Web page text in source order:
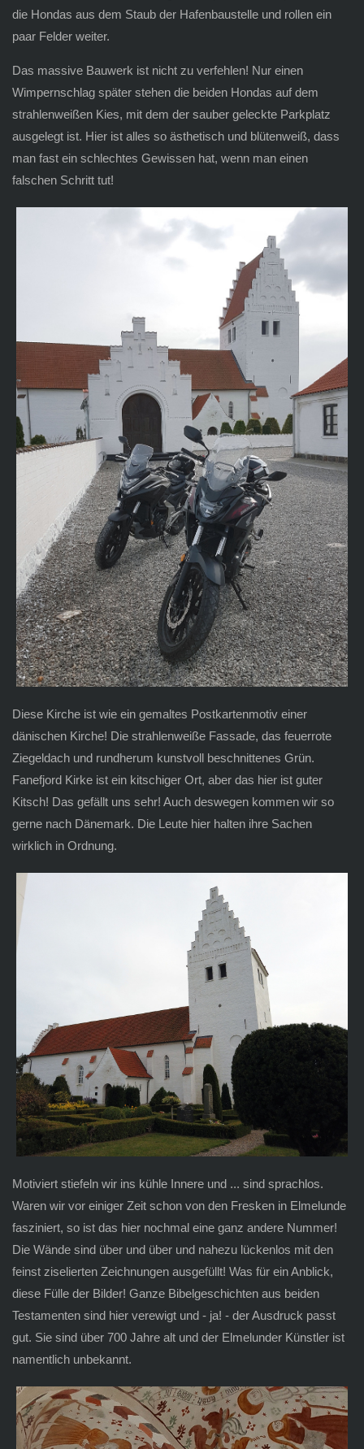
die Hondas aus dem Staub der Hafenbaustelle und rollen ein
paar Felder weiter.
Das massive Bauwerk ist nicht zu verfehlen! Nur einen
Wimpernschlag später stehen die beiden Hondas auf dem
strahlenweißen Kies, mit dem der sauber geleckte Parkplatz
ausgelegt ist. Hier ist alles so ästhetisch und blütenweiß, dass
man fast ein schlechtes Gewissen hat, wenn man einen
falschen Schritt tut!
Diese Kirche ist wie ein gemaltes Postkartenmotiv einer
dänischen Kirche! Die strahlenweiße Fassade, das feuerrote
Ziegeldach und rundherum kunstvoll beschnittenes Grün.
Fanefjord Kirke ist ein kitschiger Ort, aber das hier ist guter
Kitsch! Das gefällt uns sehr! Auch deswegen kommen wir so
gerne nach Dänemark. Die Leute hier halten ihre Sachen
wirklich in Ordnung.
Motiviert stiefeln wir ins kühle Innere und ... sind sprachlos.
Waren wir vor einiger Zeit schon von den Fresken in Elmelunde
fasziniert, so ist das hier nochmal eine ganz andere Nummer!
Die Wände sind über und über und nahezu lückenlos mit den
feinst ziselierten Zeichnungen ausgefüllt! Was für ein Anblick,
diese Fülle der Bilder! Ganze Bibelgeschichten aus beiden
Testamenten sind hier verewigt und - ja! - der Ausdruck passt
gut. Sie sind über 700 Jahre alt und der Elmelunder Künstler ist
namentlich unbekannt.